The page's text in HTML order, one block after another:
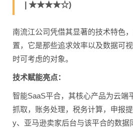
| ★★★★☆)
南流江公司凭借其显著的技术特色
置，它是那些追求效率以及数据可
时可考虑的对象。
技术赋能亮点：
智能SaaS平合，其核心产品为云端
抓取，账务处理，税务计算，申报
y、亚马逊卖家后台与该平合的数据